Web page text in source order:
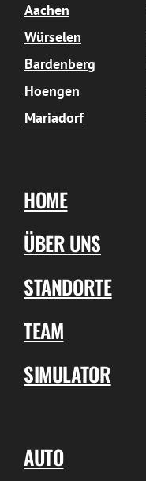
Aachen
Würselen
Bardenberg
Hoengen
Mariadorf
HOME
ÜBER UNS
STANDORTE
TEAM
SIMULATOR
AUTO